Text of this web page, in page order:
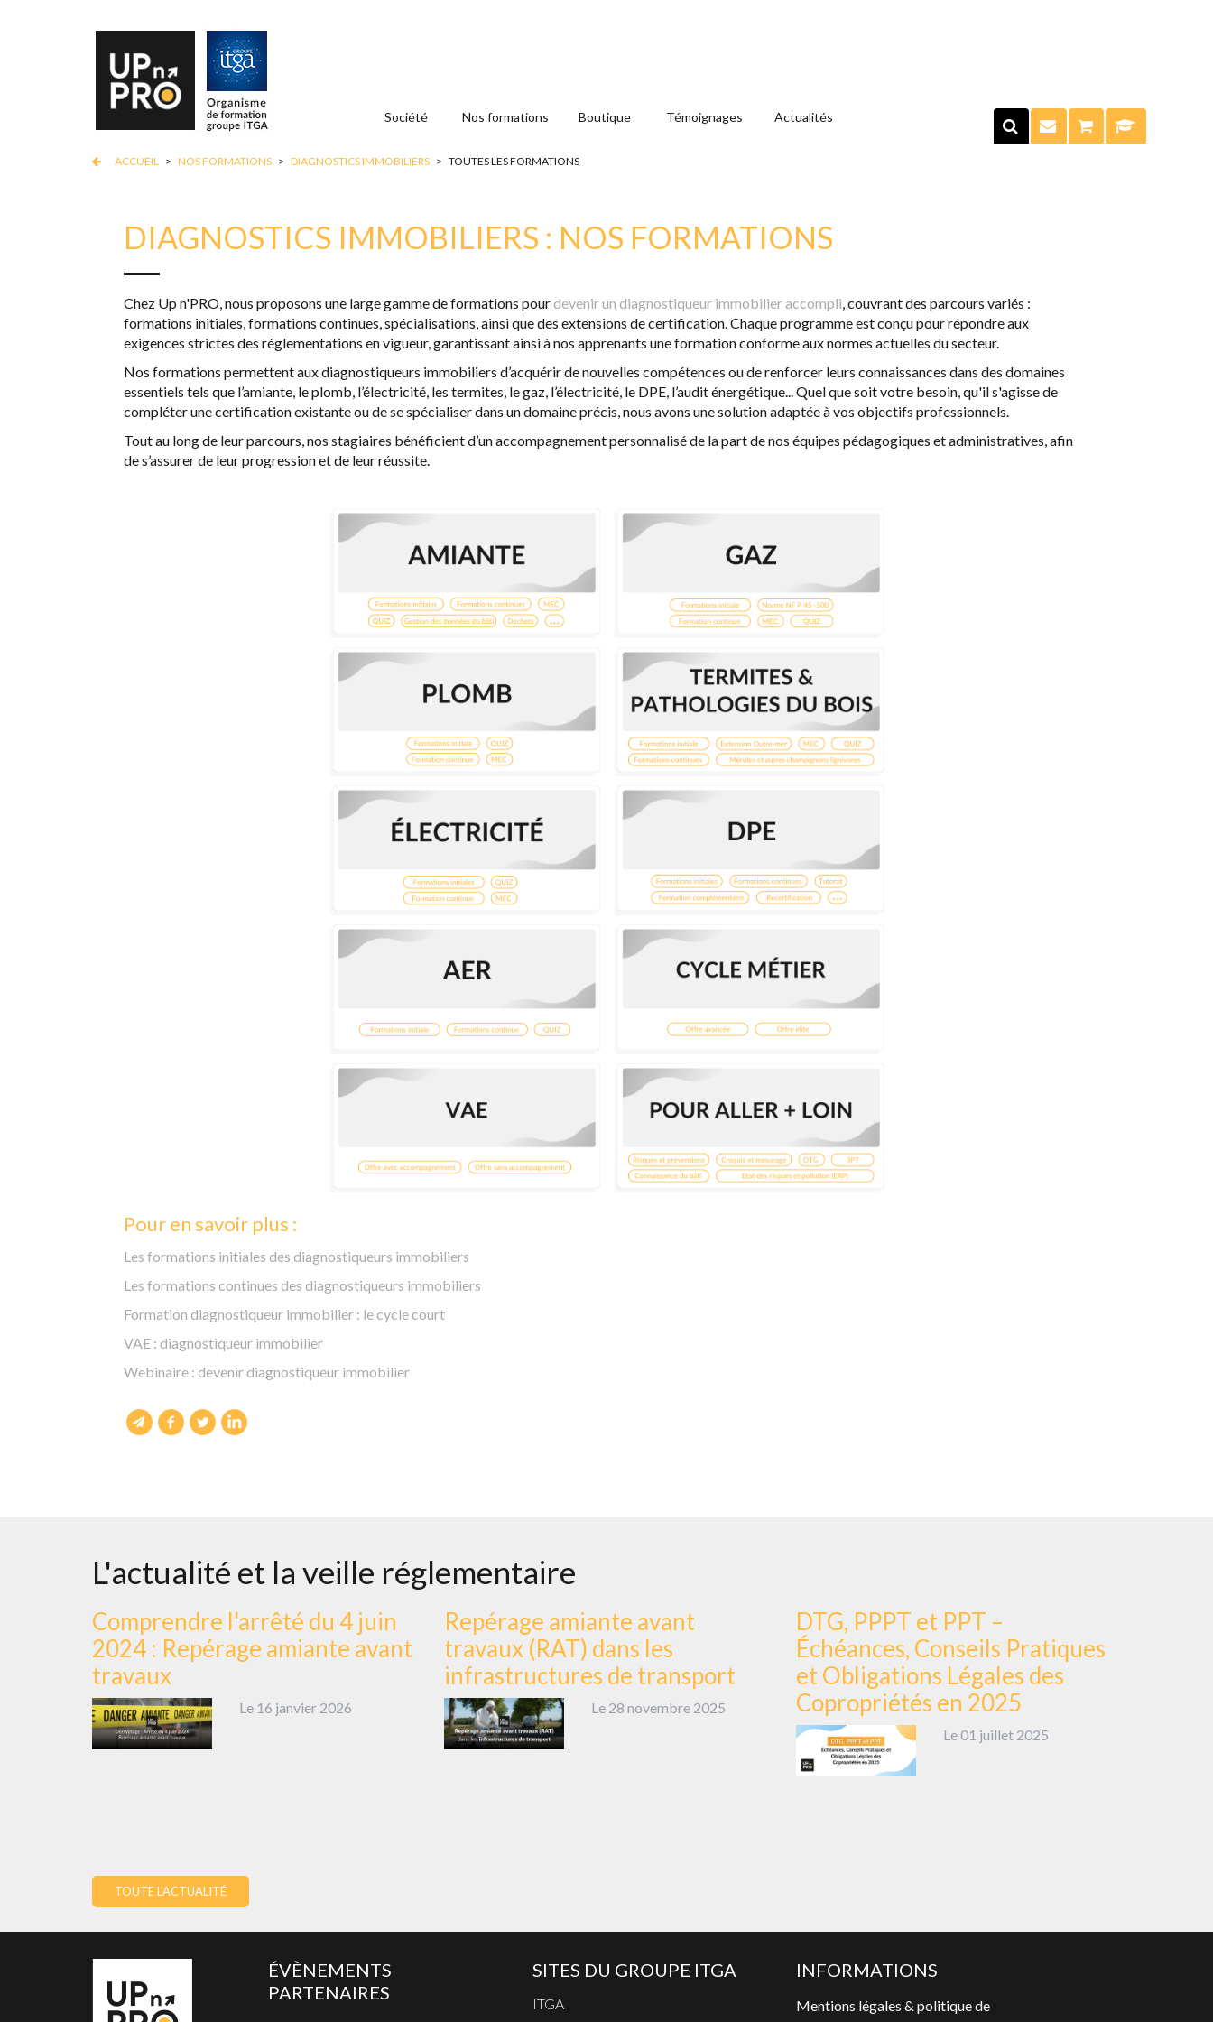
Société Nos formations Boutique Témoignages Actualités
ACCUEIL > NOS FORMATIONS > DIAGNOSTICS IMMOBILIERS > TOUTES LES FORMATIONS
DIAGNOSTICS IMMOBILIERS : NOS FORMATIONS
Chez Up n'PRO, nous proposons une large gamme de formations pour devenir un diagnostiqueur immobilier accompli, couvrant des parcours variés :
formations initiales, formations continues, spécialisations, ainsi que des extensions de certification. Chaque programme est conçu pour répondre aux
exigences strictes des réglementations en vigueur, garantissant ainsi à nos apprenants une formation conforme aux normes actuelles du secteur.
Nos formations permettent aux diagnostiqueurs immobiliers d’acquérir de nouvelles compétences ou de renforcer leurs connaissances dans des domaines
essentiels tels que l’amiante, le plomb, l’électricité, les termites, le gaz, l’électricité, le DPE, l’audit énergétique... Quel que soit votre besoin, qu'il s'agisse de
compléter une certification existante ou de se spécialiser dans un domaine précis, nous avons une solution adaptée à vos objectifs professionnels.
Tout au long de leur parcours, nos stagiaires bénéficient d’un accompagnement personnalisé de la part de nos équipes pédagogiques et administratives, afin
de s’assurer de leur progression et de leur réussite.
Pour en savoir plus :
Les formations initiales des diagnostiqueurs immobiliers
Les formations continues des diagnostiqueurs immobiliers
Formation diagnostiqueur immobilier : le cycle court
VAE : diagnostiqueur immobilier
Webinaire : devenir diagnostiqueur immobilier
L'actualité et la veille réglementaire
Comprendre l'arrêté du 4 juin
2024 : Repérage amiante avant
travaux
Le 16 janvier 2026
Repérage amiante avant
travaux (RAT) dans les
infrastructures de transport
Le 28 novembre 2025
DTG, PPPT et PPT –
Échéances, Conseils Pratiques
et Obligations Légales des
Copropriétés en 2025
Le 01 juillet 2025
TOUTE L'ACTUALITÉ
ÉVÈNEMENTS
PARTENAIRES
SITES DU GROUPE ITGA
ITGA
INFORMATIONS
Mentions légales & politique de